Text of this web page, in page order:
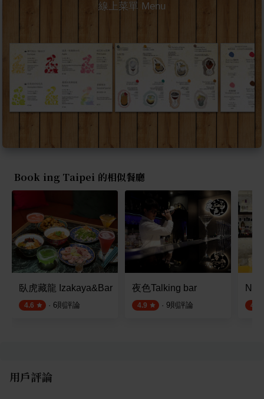
線上菜單 Menu
Book ing Taipei 的相似餐廳
臥虎藏龍 Izakaya&Bar
4.6 · 6則評論
夜色Talking bar
4.9 · 9則評論 4.4
用戶評論